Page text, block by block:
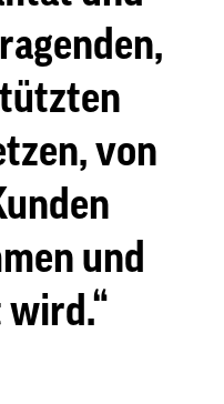
von
und
wird.